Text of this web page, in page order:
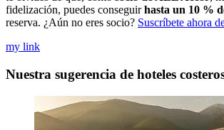
fidelización, puedes conseguirhasta un 10 %
reserva. ¿Aún no eres socio? Suscríbete ahora
my link
Nuestra sugerencia de hoteles